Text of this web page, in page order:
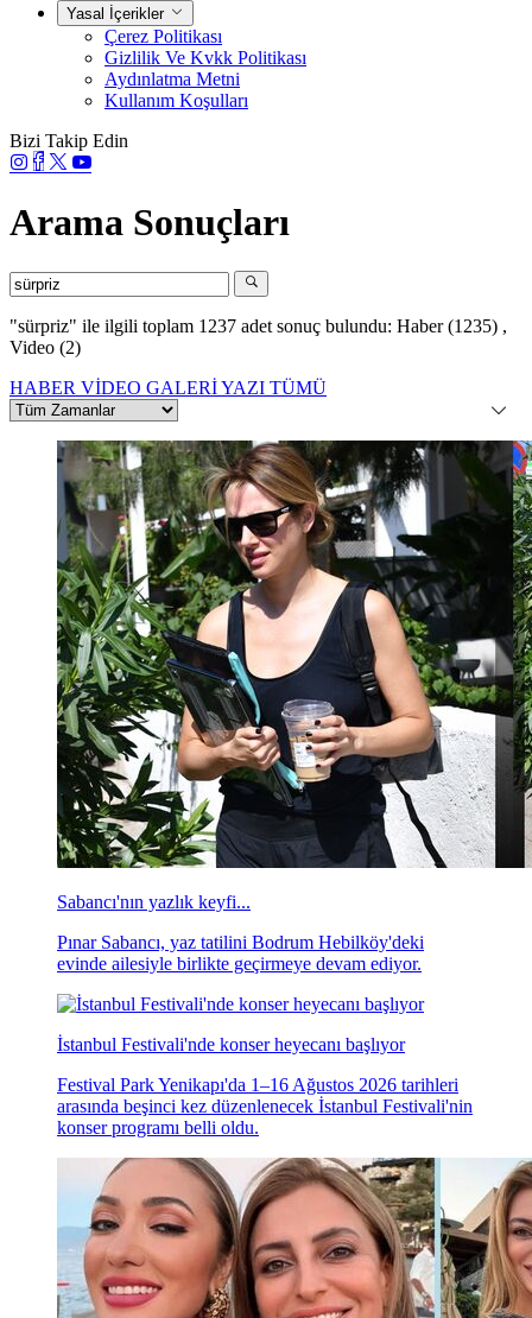
Yasal İçerikler
Çerez Politikası
Gizlilik Ve Kvkk Politikası
Aydınlatma Metni
Kullanım Koşulları
Bizi Takip Edin
Arama Sonuçları
"sürpriz" ile ilgili toplam 1237 adet sonuç bulundu: Haber (1235) ,
Video (2)
HABER VİDEO GALERİYAZI TÜMÜ
Sabancı'nın yazlık keyfi...
Pınar Sabancı, yaz tatilini Bodrum Hebilköy'deki
evinde ailesiyle birlikte geçirmeye devam ediyor.
İstanbul Festivali'nde konser heyecanı başlıyor
Festival Park Yenikapı'da 1–16 Ağustos 2026 tarihleri
arasında beşinci kez düzenlenecek İstanbul Festivali'nin
konser programı belli oldu.